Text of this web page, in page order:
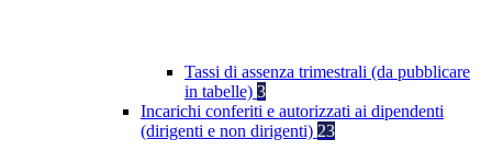
Tassi di assenza trimestrali (da pubblicare
in tabelle) 3
Incarichi conferiti e autorizzati ai dipendenti
(dirigenti e non dirigenti) 23